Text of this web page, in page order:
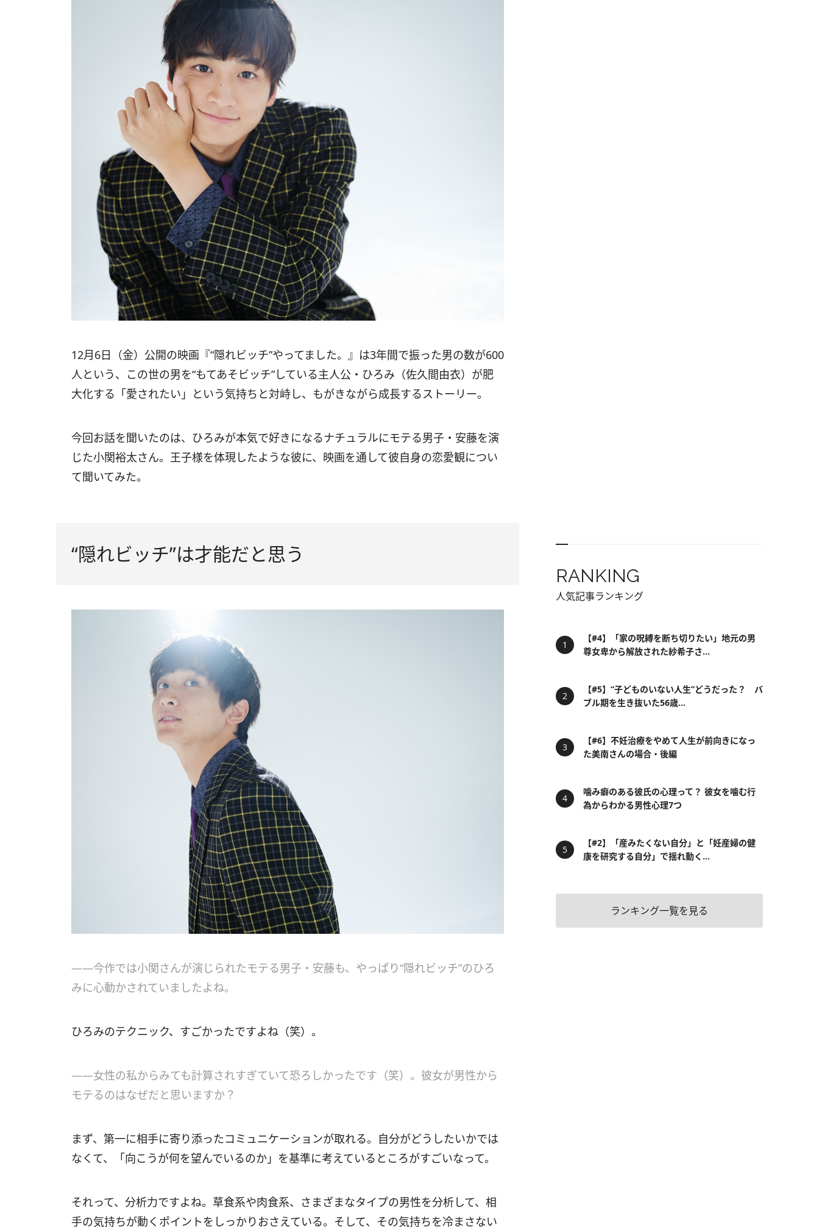
12月6日（金）公開の映画『“隠れビッチ”やってました。』は3年間で振った男の数が600
人という、この世の男を“もてあそビッチ”している主人公・ひろみ（佐久間由衣）が肥
大化する「愛されたい」という気持ちと対峙し、もがきながら成長するストーリー。
今回お話を聞いたのは、ひろみが本気で好きになるナチュラルにモテる男子・安藤を演
じた小関裕太さん。王子様を体現したような彼に、映画を通して彼自身の恋愛観につい
て聞いてみた。
“隠れビッチ”は才能だと思う
――今作では小関さんが演じられたモテる男子・安藤も、やっぱり“隠れビッチ”のひろ
みに心動かされていましたよね。
ひろみのテクニック、すごかったですよね（笑）。
――女性の私からみても計算されすぎていて恐ろしかったです（笑）。彼女が男性から
モテるのはなぜだと思いますか？
まず、第一に相手に寄り添ったコミュニケーションが取れる。自分がどうしたいかでは
なくて、「向こうが何を望んでいるのか」を基準に考えているところがすごいなって。
それって、分析力ですよね。草食系や肉食系、さまざまなタイプの男性を分析して、相
手の気持ちが動くポイントをしっかりおさえている。そして、その気持ちを冷まさない
RANKING
人気記事ランキング
【#4】「家の呪縛を断ち切りたい」地元の男
尊女卑から解放された紗希子さ...
【#5】“子どものいない人生”どうだった？ バ
ブル期を生き抜いた56歳...
【#6】不妊治療をやめて人生が前向きになっ
た美南さんの場合・後編
噛み癖のある彼氏の心理って？ 彼女を噛む行
為からわかる男性心理7つ
【#2】「産みたくない自分」と「妊産婦の健
康を研究する自分」で揺れ動く...
ランキング一覧を見る